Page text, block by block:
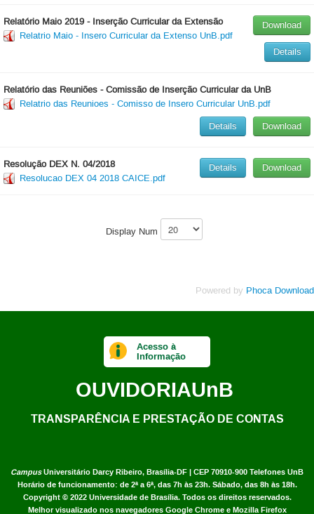
Relatório Maio 2019 - Inserção Curricular da Extensão
Relatrio Maio - Insero Curricular da Extenso UnB.pdf
Download
Details
Relatório das Reuniões - Comissão de Inserção Curricular da UnB
Relatrio das Reunioes - Comisso de Insero Curricular UnB.pdf
Download
Details
Resolução DEX N. 04/2018
Resolucao DEX 04 2018 CAICE.pdf
Download
Details
Display Num
Powered by Phoca Download
CampusUniversitário Darcy Ribeiro, Brasília-DF | CEP 70910-900 Telefones UnB
Horário de funcionamento: de 2ª a 6ª, das 7h às 23h. Sábado, das 8h às 18h.
Copyright © 2022 Universidade de Brasília. Todos os direitos reservados.
Melhor visualizado nos navegadores Google Chrome e Mozilla Firefox
Acesso à
Informação
OUVIDORIAUnB
TRANSPARÊNCIA E PRESTAÇÃO DE CONTAS